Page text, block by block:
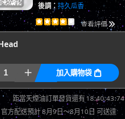
後調： 持久瓜香
     共4512評價
查看評價
 加入購物袋 
距當天煙油訂單發貨還有18:40:42:94
官方配送預計8月9日～8月10日 可送達